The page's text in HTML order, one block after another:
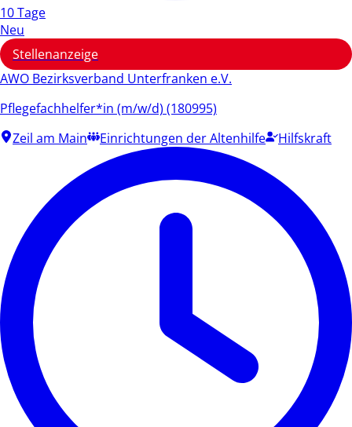
10 Tage
Neu
Stellenanzeige
AWO Bezirksverband Unterfranken e.V.
Pflegefachhelfer*in (m/w/d) (180995)
Zeil am Main
Einrichtungen der Altenhilfe Hilfskraft